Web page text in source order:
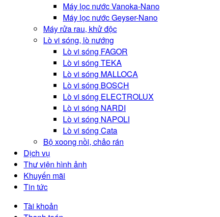
Máy lọc nước Vanoka-Nano
Máy lọc nước Geyser-Nano
Máy rửa rau, khử độc
Lò vi sóng, lò nướng
Lò vi sóng FAGOR
Lò vi sóng TEKA
Lò vi sóng MALLOCA
Lò vi sóng BOSCH
Lò vi sóng ELECTROLUX
Lò vi sóng NARDI
Lò vi sóng NAPOLI
Lò vi sóng Cata
Bộ xoong nồi, chảo rán
Dịch vụ
Thư viện hình ảnh
Khuyến mãi
Tin tức
Tài khoản